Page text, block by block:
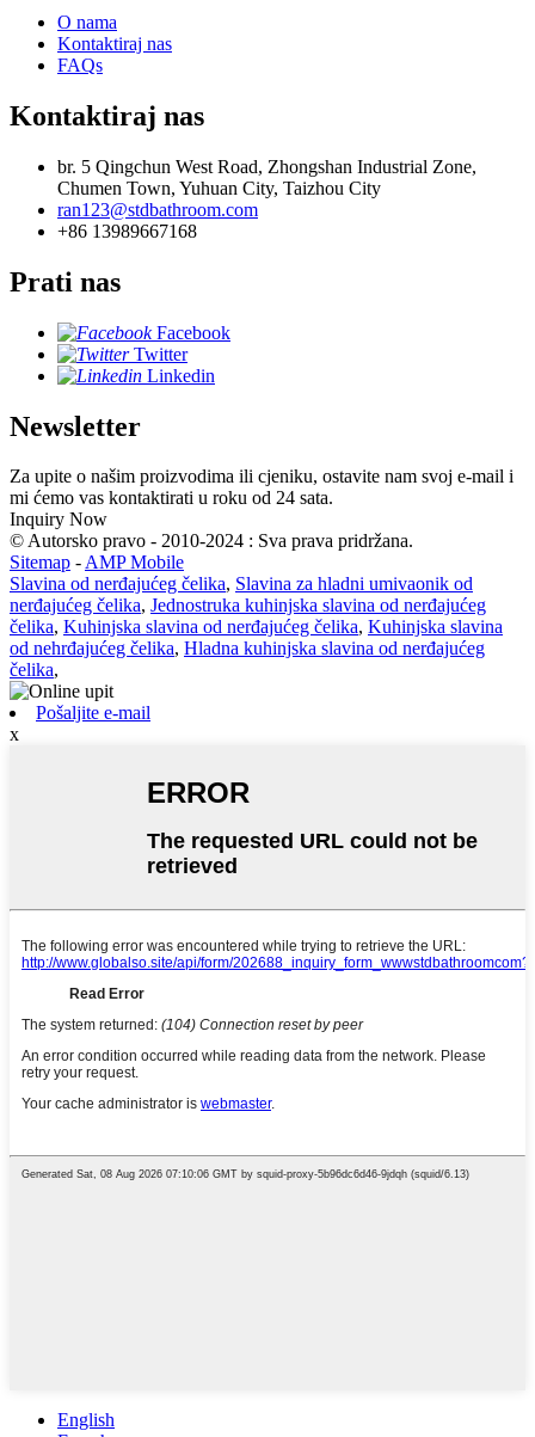
O nama
Kontaktiraj nas
FAQs
Kontaktiraj nas
br. 5 Qingchun West Road, Zhongshan Industrial Zone,
Chumen Town, Yuhuan City, Taizhou City
ran123@stdbathroom.com
+86 13989667168
Prati nas
Facebook
Twitter
Linkedin
Newsletter
Za upite o našim proizvodima ili cjeniku, ostavite nam svoj e-mail i
mi ćemo vas kontaktirati u roku od 24 sata.
Inquiry Now
© Autorsko pravo - 2010-2024 : Sva prava pridržana.
Sitemap -AMP Mobile
Slavina od nerđajućeg čelika, Slavina za hladni umivaonik od
nerđajućeg čelika, Jednostruka kuhinjska slavina od nerđajućeg
čelika, Kuhinjska slavina od nerđajućeg čelika, Kuhinjska slavina
od nehrđajućeg čelika, Hladna kuhinjska slavina od nerđajućeg
čelika,
Pošaljite e-mail
x
English